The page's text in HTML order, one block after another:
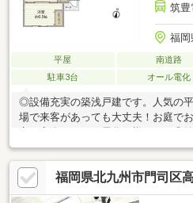
筑豊
福岡
平屋 南道路
駐車3台
オール電化
◎設備充実の築浅戸建です。人気の
場で来客があっても大丈夫！お庭で
120ｍ
福岡県北九州市門司区